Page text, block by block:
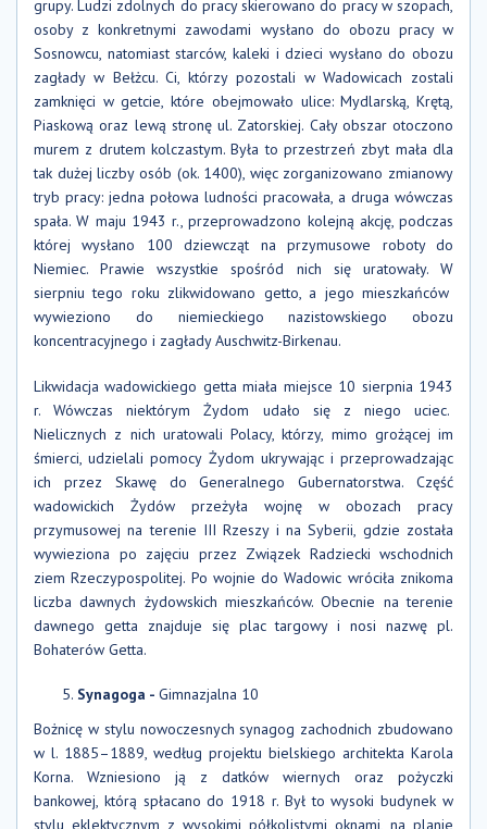
grupy. Ludzi zdolnych do pracy skierowano do pracy w szopach,
osoby z konkretnymi zawodami wysłano do obozu pracy w
Sosnowcu, natomiast starców, kaleki i dzieci wysłano do obozu
zagłady w Bełżcu. Ci, którzy pozostali w Wadowicach zostali
zamknięci w getcie, które obejmowało ulice: Mydlarską, Krętą,
Piaskową oraz lewą stronę ul. Zatorskiej. Cały obszar otoczono
murem z drutem kolczastym. Była to przestrzeń zbyt mała dla
tak dużej liczby osób (ok. 1400), więc zorganizowano zmianowy
tryb pracy: jedna połowa ludności pracowała, a druga wówczas
spała. W maju 1943 r., przeprowadzono kolejną akcję, podczas
której wysłano 100 dziewcząt na przymusowe roboty do
Niemiec. Prawie wszystkie spośród nich się uratowały. W
sierpniu tego roku zlikwidowano getto, a jego mieszkańców
wywieziono do niemieckiego nazistowskiego obozu
koncentracyjnego i zagłady Auschwitz-Birkenau.
Likwidacja wadowickiego getta miała miejsce 10 sierpnia 1943
r. Wówczas niektórym Żydom udało się z niego uciec.
Nielicznych z nich uratowali Polacy, którzy, mimo grożącej im
śmierci, udzielali pomocy Żydom ukrywając i przeprowadzając
ich przez Skawę do Generalnego Gubernatorstwa. Część
wadowickich Żydów przeżyła wojnę w obozach pracy
przymusowej na terenie III Rzeszy i na Syberii, gdzie została
wywieziona po zajęciu przez Związek Radziecki wschodnich
ziem Rzeczypospolitej. Po wojnie do Wadowic wróciła znikoma
liczba dawnych żydowskich mieszkańców. Obecnie na terenie
dawnego getta znajduje się plac targowy i nosi nazwę pl.
Bohaterów Getta.
Synagoga - Gimnazjalna 10
Bożnicę w stylu nowoczesnych synagog zachodnich zbudowano
w l. 1885–1889, według projektu bielskiego architekta Karola
Korna. Wzniesiono ją z datków wiernych oraz pożyczki
bankowej, którą spłacano do 1918 r. Był to wysoki budynek w
stylu eklektycznym z wysokimi półkolistymi oknami, na planie